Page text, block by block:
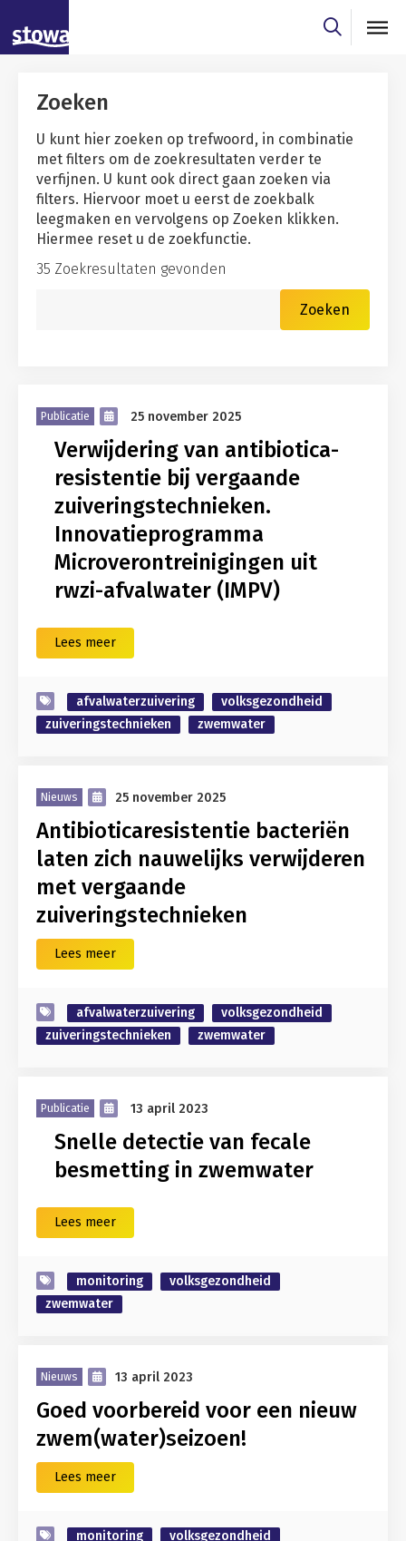
Skip to main content
Skip to main nav
Skip to zoekresultaten filter
Zoeken
U kunt hier zoeken op trefwoord, in combinatie
met filters om de zoekresultaten verder te
verfijnen. U kunt ook direct gaan zoeken via
filters. Hiervoor moet u eerst de zoekbalk
leegmaken en vervolgens op Zoeken klikken.
Hiermee reset u de zoekfunctie.
35 Zoekresultaten gevonden
Publicatie 25 november 2025
Verwijdering van antibiotica-
resistentie bij vergaande
zuiveringstechnieken.
Innovatieprogramma
Microverontreinigingen uit
rwzi-afvalwater (IMPV)
Lees meer
afvalwaterzuivering
volksgezondheid
zuiveringstechnieken
zwemwater
Nieuws 25 november 2025
Antibioticaresistentie bacteriën
laten zich nauwelijks verwijderen
met vergaande
zuiveringstechnieken
Lees meer
afvalwaterzuivering
volksgezondheid
zuiveringstechnieken
zwemwater
Publicatie 13 april 2023
Snelle detectie van fecale
besmetting in zwemwater
Lees meer
monitoring
volksgezondheid
zwemwater
Nieuws 13 april 2023
Goed voorbereid voor een nieuw
zwem(water)seizoen!
Lees meer
monitoring
volksgezondheid